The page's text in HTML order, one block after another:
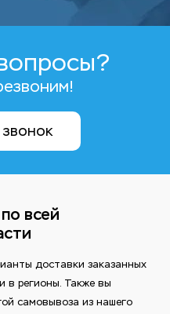
звонок
всей
доставки заказанных
в регионы. Также вы
самовывоза из нашего